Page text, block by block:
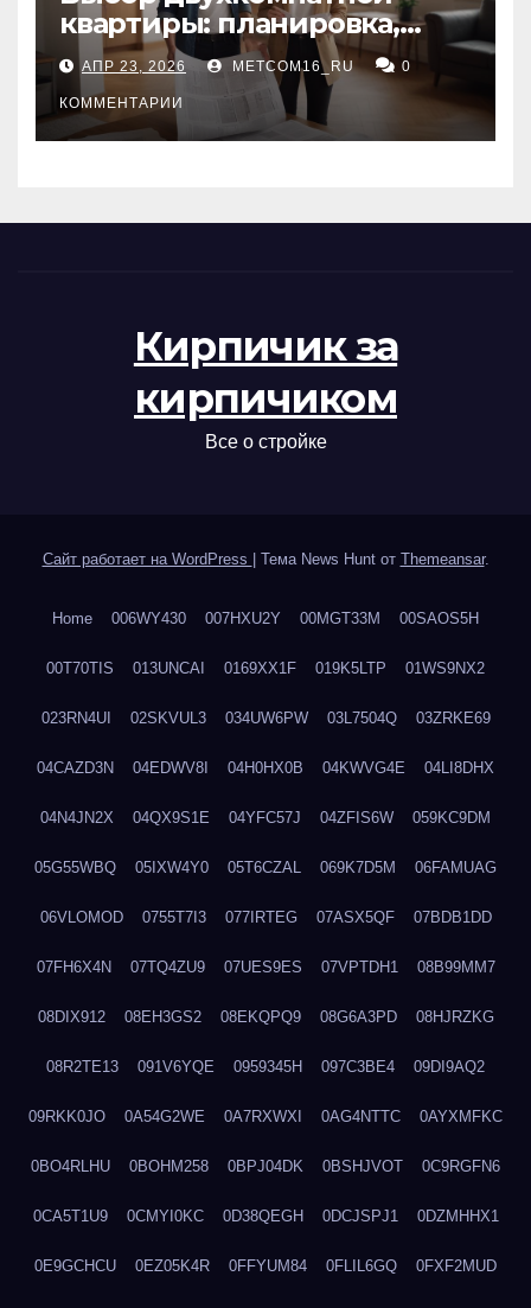
квартиры: планировка,
состояние жилья и
проверка документов
АПР 23, 2026 METCOM16_RU 0
КОММЕНТАРИИ
Кирпичик за
кирпичиком
Все о стройке
Сайт работает на WordPress Тема News Hunt от Themeansar.
Home 006WY430 007HXU2Y 00MGT33M 00SAOS5H
00T70TIS 013UNCAI 0169XX1F 019K5LTP 01WS9NX2
023RN4UI 02SKVUL3 034UW6PW 03L7504Q 03ZRKE69
04CAZD3N 04EDWV8I 04H0HX0B 04KWVG4E 04LI8DHX
04N4JN2X 04QX9S1E 04YFC57J 04ZFIS6W 059KC9DM
05G55WBQ 05IXW4Y0 05T6CZAL 069K7D5M 06FAMUAG
06VLOMOD 0755T7I3 077IRTEG 07ASX5QF 07BDB1DD
07FH6X4N 07TQ4ZU9 07UES9ES 07VPTDH1 08B99MM7
08DIX912 08EH3GS2 08EKQPQ9 08G6A3PD 08HJRZKG
08R2TE13 091V6YQE 0959345H 097C3BE4 09DI9AQ2
09RKK0JO 0A54G2WE 0A7RXWXI 0AG4NTTC 0AYXMFKC
0BO4RLHU 0BOHM258 0BPJ04DK 0BSHJVOT 0C9RGFN6
0CA5T1U9 0CMYI0KC 0D38QEGH 0DCJSPJ1 0DZMHHX1
0E9GCHCU 0EZ05K4R 0FFYUM84 0FLIL6GQ 0FXF2MUD